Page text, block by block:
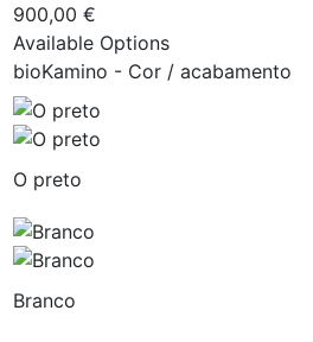
900,00 €
Available Options
bioKamino - Cor / acabamento
O preto
Branco